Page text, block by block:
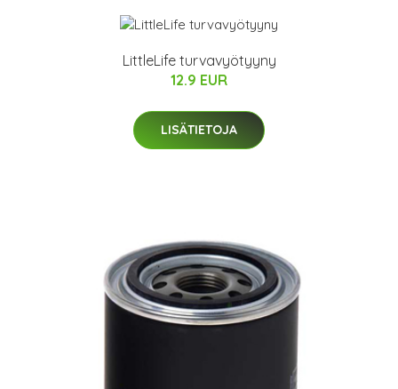
LittleLife turvavyötyyny
12.9 EUR
LISÄTIETOJA